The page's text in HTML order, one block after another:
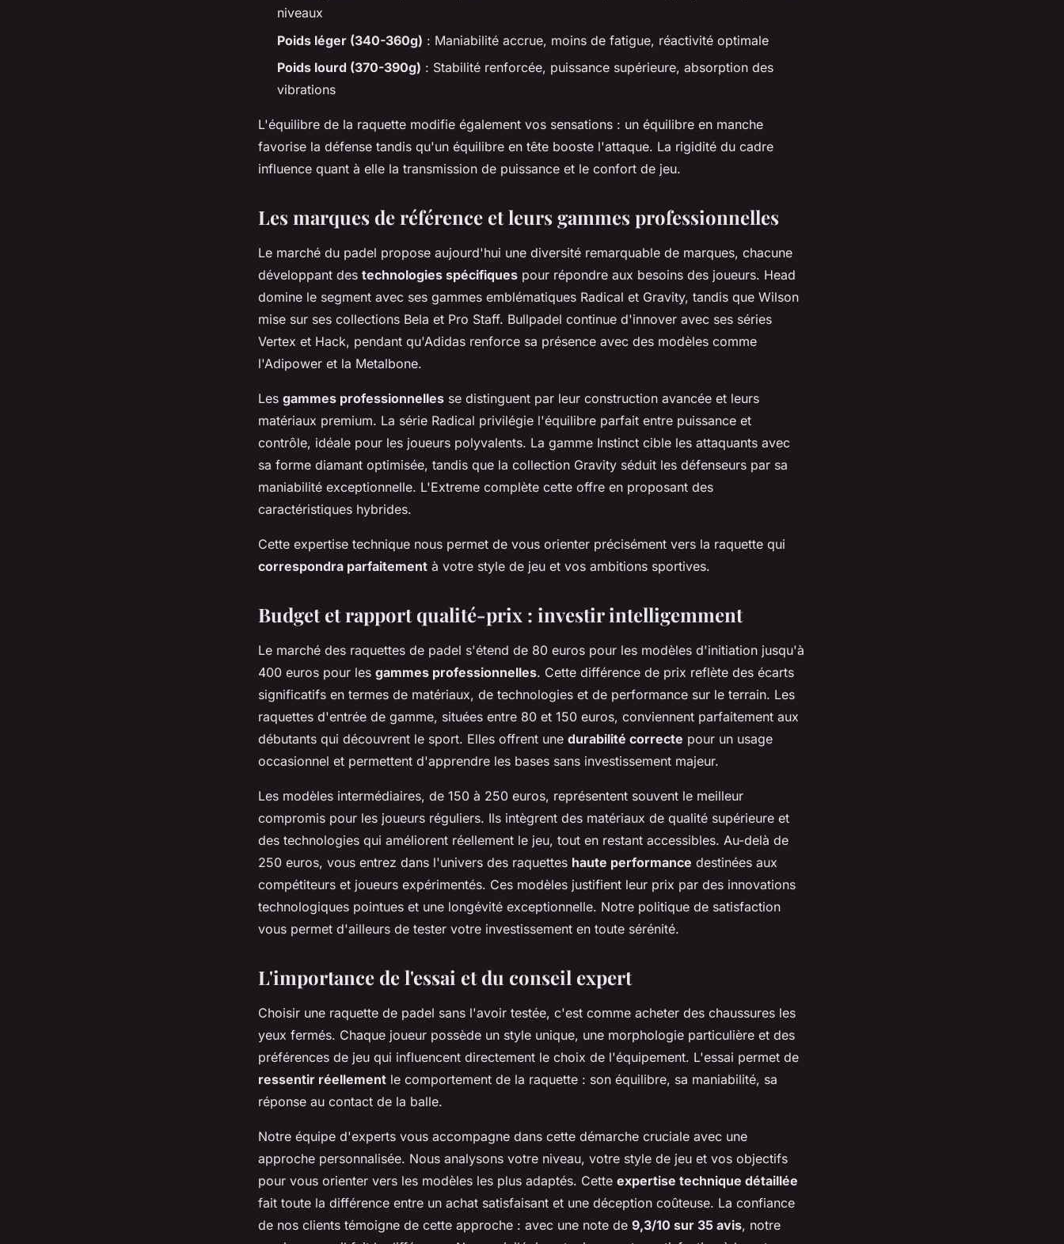
niveaux
Poids léger (340-360g) : Maniabilité accrue, moins de fatigue, réactivité optimale
Poids lourd (370-390g) : Stabilité renforcée, puissance supérieure, absorption des
vibrations
L'équilibre de la raquette modifie également vos sensations : un équilibre en manche
favorise la défense tandis qu'un équilibre en tête booste l'attaque. La rigidité du cadre
influence quant à elle la transmission de puissance et le confort de jeu.
Les marques de référence et leurs gammes professionnelles
Le marché du padel propose aujourd'hui une diversité remarquable de marques, chacune
développant des technologies spécifiques pour répondre aux besoins des joueurs. Head
domine le segment avec ses gammes emblématiques Radical et Gravity, tandis que Wilson
mise sur ses collections Bela et Pro Staff. Bullpadel continue d'innover avec ses séries
Vertex et Hack, pendant qu'Adidas renforce sa présence avec des modèles comme
l'Adipower et la Metalbone.
Les gammes professionnelles se distinguent par leur construction avancée et leurs
matériaux premium. La série Radical privilégie l'équilibre parfait entre puissance et
contrôle, idéale pour les joueurs polyvalents. La gamme Instinct cible les attaquants avec
sa forme diamant optimisée, tandis que la collection Gravity séduit les défenseurs par sa
maniabilité exceptionnelle. L'Extreme complète cette offre en proposant des
caractéristiques hybrides.
Cette expertise technique nous permet de vous orienter précisément vers la raquette qui
correspondra parfaitement à votre style de jeu et vos ambitions sportives.
Budget et rapport qualité-prix : investir intelligemment
Le marché des raquettes de padel s'étend de 80 euros pour les modèles d'initiation jusqu'à
400 euros pour les gammes professionnelles. Cette différence de prix reflète des écarts
significatifs en termes de matériaux, de technologies et de performance sur le terrain. Les
raquettes d'entrée de gamme, situées entre 80 et 150 euros, conviennent parfaitement aux
débutants qui découvrent le sport. Elles offrent une durabilité correcte pour un usage
occasionnel et permettent d'apprendre les bases sans investissement majeur.
Les modèles intermédiaires, de 150 à 250 euros, représentent souvent le meilleur
compromis pour les joueurs réguliers. Ils intègrent des matériaux de qualité supérieure et
des technologies qui améliorent réellement le jeu, tout en restant accessibles. Au-delà de
250 euros, vous entrez dans l'univers des raquettes haute performance destinées aux
compétiteurs et joueurs expérimentés. Ces modèles justifient leur prix par des innovations
technologiques pointues et une longévité exceptionnelle. Notre politique de satisfaction
vous permet d'ailleurs de tester votre investissement en toute sérénité.
L'importance de l'essai et du conseil expert
Choisir une raquette de padel sans l'avoir testée, c'est comme acheter des chaussures les
yeux fermés. Chaque joueur possède un style unique, une morphologie particulière et des
préférences de jeu qui influencent directement le choix de l'équipement. L'essai permet de
ressentir réellement le comportement de la raquette : son équilibre, sa maniabilité, sa
réponse au contact de la balle.
Notre équipe d'experts vous accompagne dans cette démarche cruciale avec une
approche personnalisée. Nous analysons votre niveau, votre style de jeu et vos objectifs
pour vous orienter vers les modèles les plus adaptés. Cette expertise technique détaillée
fait toute la différence entre un achat satisfaisant et une déception coûteuse. La confiance
de nos clients témoigne de cette approche : avec une note de 9,3/10 sur 35 avis, notre